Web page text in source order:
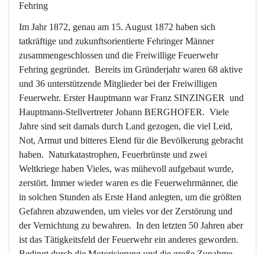
Fehring
Im Jahr 1872, genau am 15. August 1872 haben sich
tatkräftige und zukunftsorientierte Fehringer Männer
zusammengeschlossen und die Freiwillige Feuerwehr
Fehring gegründet.  Bereits im Gründerjahr waren 68 aktive
und 36 unterstützende Mitglieder bei der Freiwilligen
Feuerwehr. Erster Hauptmann war Franz SINZINGER  und
Hauptmann-Stellvertreter Johann BERGHOFER.  Viele
Jahre sind seit damals durch Land gezogen, die viel Leid,
Not, Armut und bitteres Elend für die Bevölkerung gebracht
haben.  Naturkatastrophen, Feuerbrünste und zwei
Weltkriege haben Vieles, was mühevoll aufgebaut wurde,
zerstört. Immer wieder waren es die Feuerwehrmänner, die
in solchen Stunden als Erste Hand anlegten, um die größten
Gefahren abzuwenden, um vieles vor der Zerstörung und
der Vernichtung zu bewahren.  In den letzten 50 Jahren aber
ist das Tätigkeitsfeld der Feuerwehr ein anderes geworden.